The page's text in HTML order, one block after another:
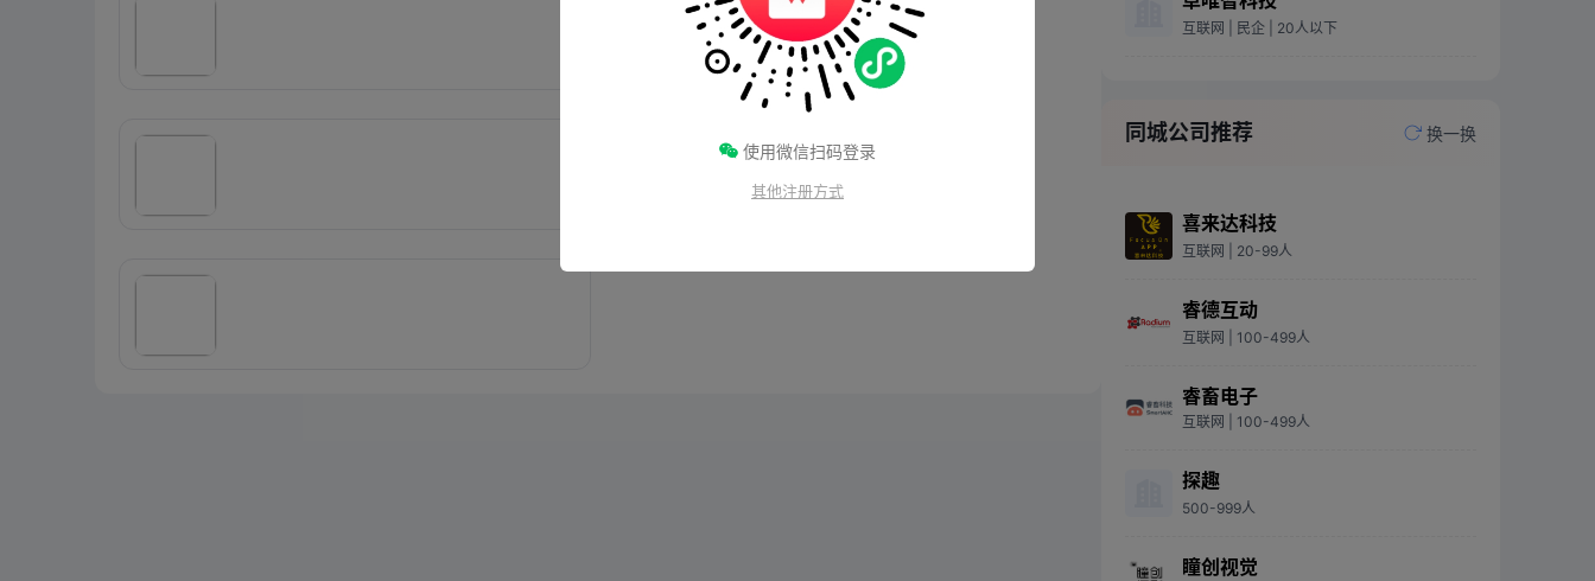
互联网 | 民企 | 20人以下
同城公司推荐 换一换
喜来达科技
互联网 | 20-99人
睿德互动
互联网 | 100-499人
睿畜电子
互联网 | 100-499人
探趣
500-999人
瞳创视觉
使用微信扫码登录
其他注册方式